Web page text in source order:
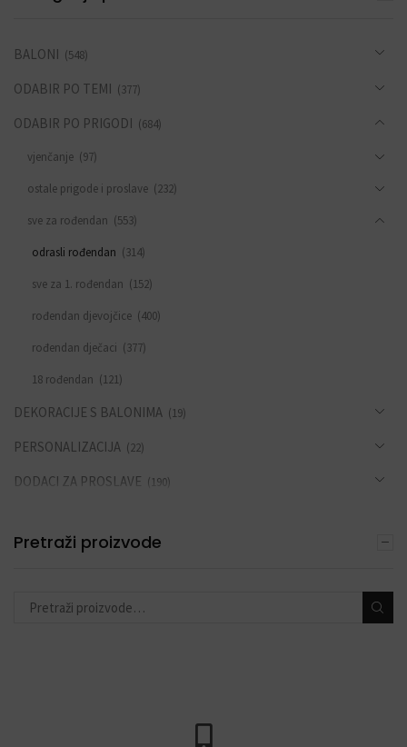
BALONI (548)
ODABIR PO TEMI (377)
ODABIR PO PRIGODI (684)
vjenčanje (97)
ostale prigode i proslave (232)
sve za rođendan (553)
odrasli rođendan (314)
sve za 1. rođendan (152)
rođendan djevojčice (400)
rođendan dječaci (377)
18 rođendan (121)
DEKORACIJE S BALONIMA (19)
PERSONALIZACIJA (22)
DODACI ZA PROSLAVE (190)
Pretraži proizvode